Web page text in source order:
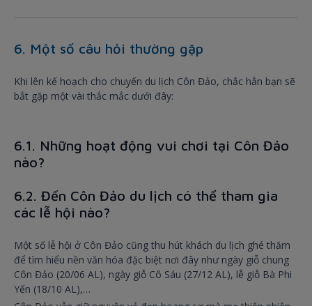
6. Một số câu hỏi thường gặp
Khi lên kế hoạch cho chuyến du lịch Côn Đảo, chắc hẳn bạn sẽ
bắt gặp một vài thắc mắc dưới đây:
6.1. Những hoạt động vui chơi tại Côn Đảo
nào?
6.2. Đến Côn Đảo du lịch có thể tham gia
các lễ hội nào?
Một số lễ hội ở Côn Đảo cũng thu hút khách du lịch ghé thăm
để tìm hiểu nền văn hóa đặc biệt nơi đây như ngày giỗ chung
Côn Đảo (20/06 AL), ngày giỗ Cô Sáu (27/12 AL), lễ giỗ Bà Phi
Yến (18/10 AL),…